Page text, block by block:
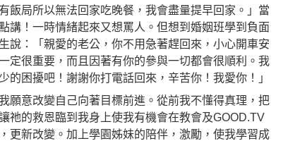
飯局所以無法回家吃晚餐，我會盡量提早回家。」當
講！一時情緒起來又想罵人。但想到婚姻班學到負面
說：「親愛的老公，你不用急著趕回來，小心開車安
定很重要，而且因著有你的參與一切都會很順利。我
的困擾吧！謝謝你打電話回來，辛苦你！我愛你！」
願意改變自己向著目標前進。從前我不懂得真理，把
祂的救恩臨到我身上使我有機會在教會及GOOD.TV
更新改變。加上學園姊妹的陪伴，激勵，使我學習成